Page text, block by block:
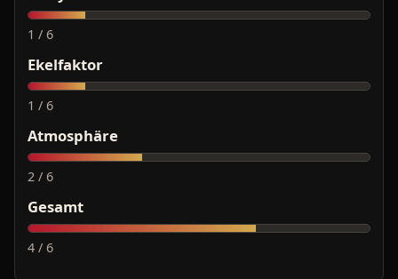
1 / 6
Ekelfaktor
1 / 6
Atmosphäre
2 / 6
Gesamt
4 / 6